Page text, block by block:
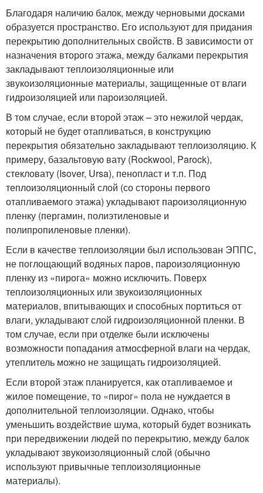
Благодаря наличию балок, между черновыми досками
образуется пространство. Его используют для придания
перекрытию дополнительных свойств. В зависимости от
назначения второго этажа, между балками перекрытия
закладывают теплоизоляционные или
звукоизоляционные материалы, защищенные от влаги
гидроизоляцией или пароизоляцией.
В том случае, если второй этаж – это нежилой чердак,
который не будет отапливаться, в конструкцию
перекрытия обязательно закладывают теплоизоляцию. К
примеру, базальтовую вату (Rockwool, Parock),
стекловату (Isover, Ursa), пенопласт и т.п. Под
теплоизоляционный слой (со стороны первого
отапливаемого этажа) укладывают пароизоляционную
пленку (пергамин, полиэтиленовые и
полипропиленовые пленки).
Если в качестве теплоизоляции был использован ЭППС,
не поглощающий водяных паров, пароизоляционную
пленку из «пирога» можно исключить. Поверх
теплоизоляционных или звукоизоляционных
материалов, впитывающих и способных портиться от
влаги, укладывают слой гидроизоляционной пленки. В
том случае, если при отделке были исключены
возможности попадания атмосферной влаги на чердак,
утеплитель можно не защищать гидроизоляцией.
Если второй этаж планируется, как отапливаемое и
жилое помещение, то «пирог» пола не нуждается в
дополнительной теплоизоляции. Однако, чтобы
уменьшить воздействие шума, который будет возникать
при передвижении людей по перекрытию, между балок
укладывают звукоизоляционный слой (обычно
используют привычные теплоизоляционные
материалы).